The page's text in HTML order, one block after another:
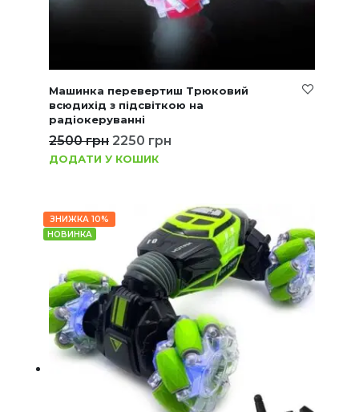
Машинка перевертиш Трюковий
всюдихід з підсвіткою на
радіокеруванні
2500грн 2250 грн
ДОДАТИ У КОШИК
ЗНИЖКА 10%
НОВИНКА